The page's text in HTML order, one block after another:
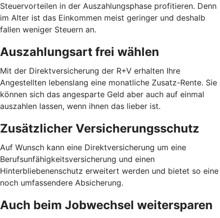
Steuervorteilen in der Auszahlungsphase profitieren. Denn
im Alter ist das Einkommen meist geringer und deshalb
fallen weniger Steuern an.
Auszahlungsart frei wählen
Mit der Direktversicherung der R+V erhalten Ihre
Angestellten lebenslang eine monatliche Zusatz-Rente. Sie
können sich das angesparte Geld aber auch auf einmal
auszahlen lassen, wenn ihnen das lieber ist.
Zusätzlicher Versicherungsschutz
Auf Wunsch kann eine Direktversicherung um eine
Berufsunfähigkeitsversicherung und einen
Hinterbliebenenschutz erweitert werden und bietet so eine
noch umfassendere Absicherung.
Auch beim Jobwechsel weitersparen